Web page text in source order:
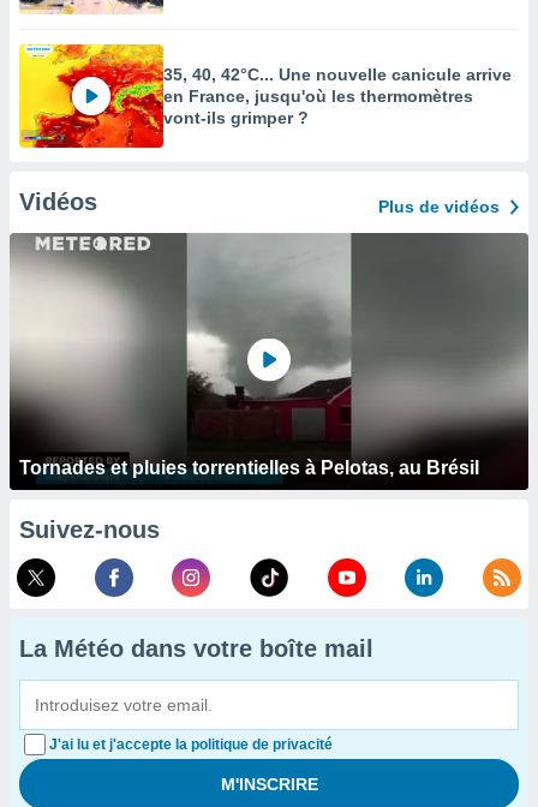
35, 40, 42°C... Une nouvelle canicule arrive
en France, jusqu'où les thermomètres
vont-ils grimper ?
Vidéos Plus de vidéos
Tornades et pluies torrentielles à Pelotas, au Brésil
Suivez-nous
La Météo dans votre boîte mail
J'ai lu et j'accepte la politique de privacité